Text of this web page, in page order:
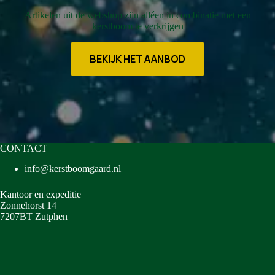
Artikelen uit de webshop zijn alléen in combinatie met een
kerstboom te verkrijgen
BEKIJK HET AANBOD
CONTACT
info@kerstboomgaard.nl
Kantoor en expeditie
Zonnehorst 14
7207BT Zutphen